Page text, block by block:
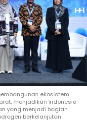
ekosistem
menjadikan Indonesia
yang menjadi bagian
berkelanjutan